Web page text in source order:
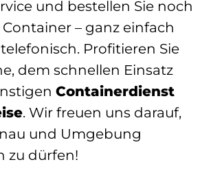
und bestellen Sie noch
– ganz einfach
Profitieren Sie
dem schnellen Einsatz
Containerdienst
. Wir freuen uns darauf,
und Umgebung
zu dürfen!